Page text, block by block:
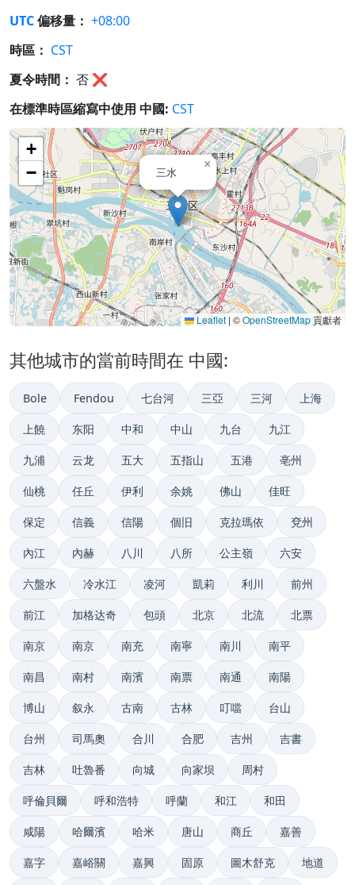
UTC偏移量： +08:00
時區： CST
夏令時間： 否 ❌
在標準時區縮寫中使用 中國: CST
三水
×
+
−
Leaflet | ©OpenStreetMap貢獻者
其他城市的當前時間在 中國:
Bole Fendou 七台河 三亞 三河 上海
上饒 东阳 中和 中山 九台 九江
九浦 云龙 五大 五指山 五港 亳州
仙桃 任丘 伊利 余姚 佛山 佳旺
保定 信義 信陽 個旧 克拉瑪依 兗州
內江 內赫 八川 八所 公主嶺 六安
六盤水 冷水江 凌河 凱莉 利川 前州
前江 加格达奇 包頭 北京 北流 北票
南京 南京 南充 南寧 南川 南平
南昌 南村 南濱 南票 南通 南陽
博山 叙永 古南 古林 叮噹 台山
台州 司馬奧 合川 合肥 吉州 吉書
吉林 吐魯番 向城 向家坝 周村
呼倫貝爾 呼和浩特 呼蘭 和江 和田
咸陽 哈爾濱 哈米 唐山 商丘 嘉善
嘉字 嘉峪關 嘉興 固原 圖木舒克 地道